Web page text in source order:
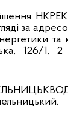
за
та
126/1,